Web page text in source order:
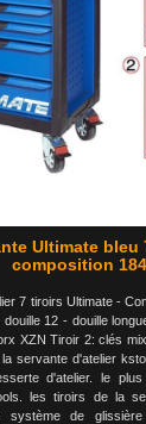
Ultimate bleu
composition
7 tiroirs Ultimate -
douille 12 - douille
XZN Tiroir 2: clés
servante d'atelier
d'atelier. le
les tiroirs de la
système de